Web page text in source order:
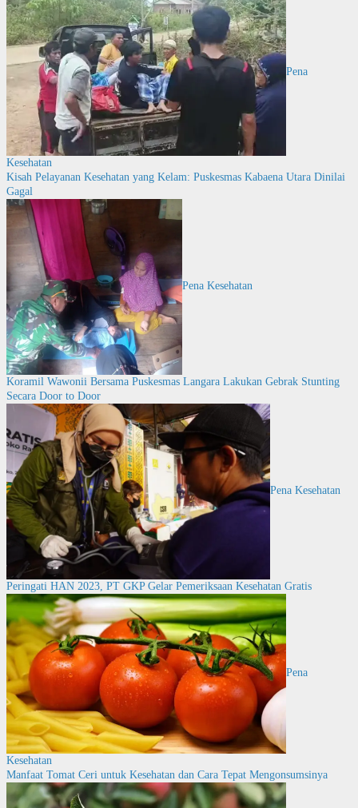
Pena
Kesehatan
Kisah Pelayanan Kesehatan yang Kelam: Puskesmas Kabaena Utara Dinilai
Gagal
Pena Kesehatan
Koramil Wawonii Bersama Puskesmas Langara Lakukan Gebrak Stunting
Secara Door to Door
Pena Kesehatan
Peringati HAN 2023, PT GKP Gelar Pemeriksaan Kesehatan Gratis
Pena
Kesehatan
Manfaat Tomat Ceri untuk Kesehatan dan Cara Tepat Mengonsumsinya